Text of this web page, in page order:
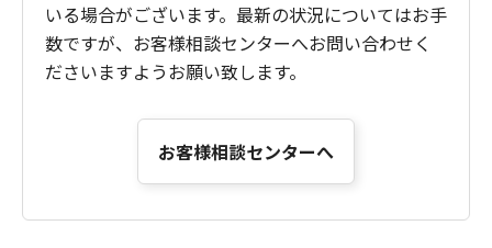
いる場合がございます。最新の状況についてはお手
数ですが、お客様相談センターへお問い合わせく
ださいますようお願い致します。
お客様相談センターへ